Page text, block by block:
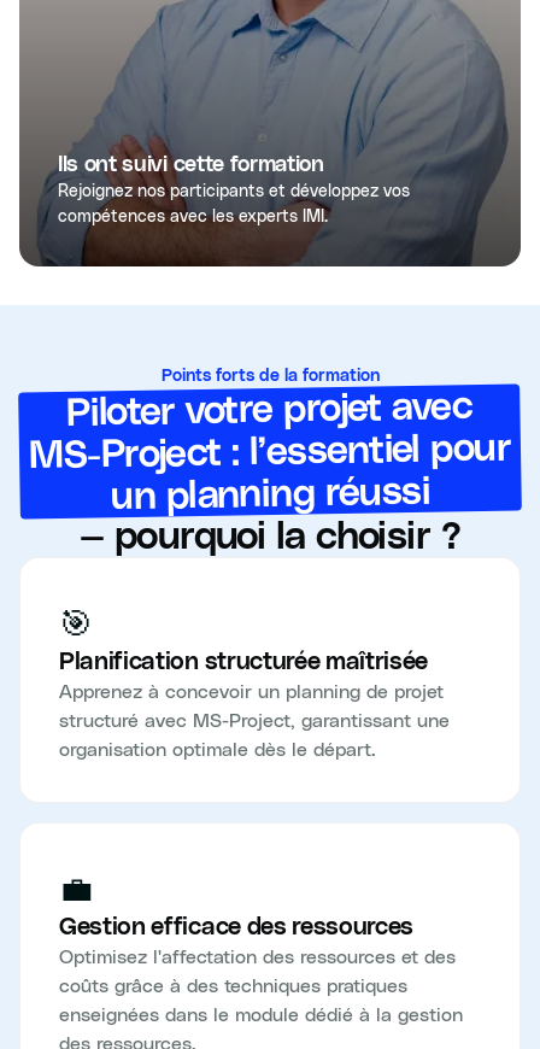
Ils ont suivi cette formation
Rejoignez nos participants et développez vos
compétences avec les experts IMI.
Points forts de la formation
Piloter votre projet avec
MS-Project : l’essentiel pour
un planning réussi
— pourquoi la choisir ?
🎯
Planification structurée maîtrisée
Apprenez à concevoir un planning de projet
structuré avec MS-Project, garantissant une
organisation optimale dès le départ.
💼
Gestion efficace des ressources
Optimisez l'affectation des ressources et des
coûts grâce à des techniques pratiques
enseignées dans le module dédié à la gestion
des ressources.